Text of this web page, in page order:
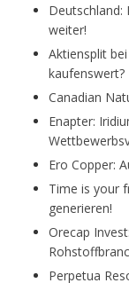
Deutschland:
weiter!
Aktiensplit
kaufenswert?
Canadian
Enapter:
Ero Copper:
Time is your
generieren!
Orecap
Perpetua